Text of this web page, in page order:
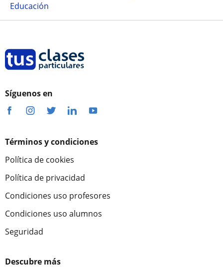
Educación
Síguenos en
Términos y condiciones
Política de cookies
Política de privacidad
Condiciones uso profesores
Condiciones uso alumnos
Seguridad
Descubre más